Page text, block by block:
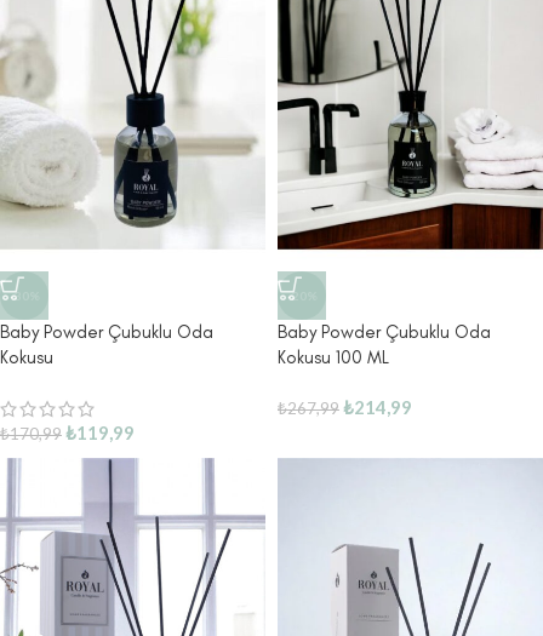
-30%
Baby Powder Çubuklu Oda
Kokusu
₺170,99₺119,99
-20%
Baby Powder Çubuklu Oda
Kokusu 100 ML
₺267,99₺214,99